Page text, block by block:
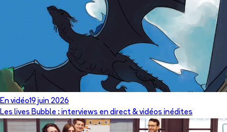
En vidéo19 juin 2026
Les lives Bubble : interviews en direct & vidéos inédites